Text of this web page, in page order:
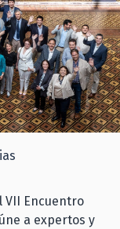
VII Encuentro
a expertos y